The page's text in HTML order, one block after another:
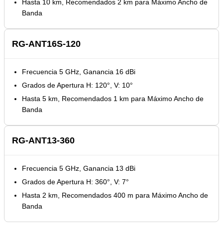
Hasta 10 km, Recomendados 2 km para Máximo Ancho de
Banda
RG-ANT16S-120
Frecuencia 5 GHz, Ganancia 16 dBi
Grados de Apertura H: 120°, V: 10°
Hasta 5 km, Recomendados 1 km para Máximo Ancho de
Banda
RG-ANT13-360
Frecuencia 5 GHz, Ganancia 13 dBi
Grados de Apertura H: 360°, V: 7°
Hasta 2 km, Recomendados 400 m para Máximo Ancho de
Banda